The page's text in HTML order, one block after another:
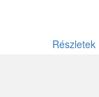
Részletek